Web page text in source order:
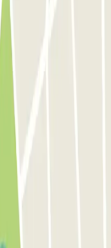
/ Descubierto
- Cubierto/Semicubierto
próximos de Park - King
em Aeroporto de Alicante-
mais reservados
em Lisboa
em Sevilha
Adolfo Suárez Madrid–Barajas